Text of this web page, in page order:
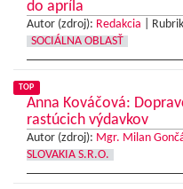
do apríla
Autor (zdroj): Redakcia
SOCIÁLNA OBLASŤ
TOP
Anna Kováčová:
rastúcich výdavkov
Autor (zdroj): Mgr. Milan
SLOVAKIA S.R.O.